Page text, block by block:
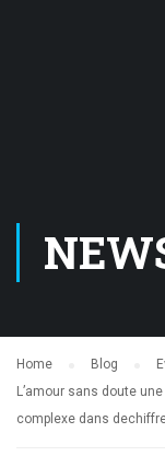
Home Blog
L’amour sans doute
complexe dans